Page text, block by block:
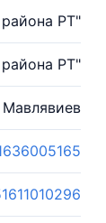
РТ"
РТ"